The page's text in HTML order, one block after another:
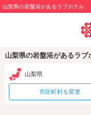
山梨県の岩盤浴があるラブホテル
山梨県の岩盤浴があるラブ
山梨県
市区町村を変更